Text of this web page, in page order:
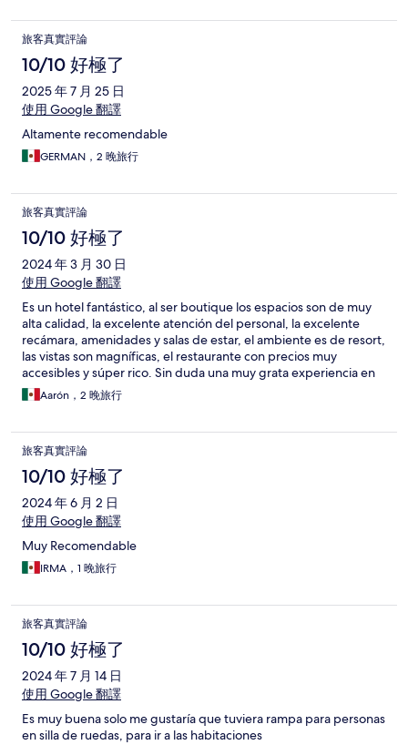
旅客真實評論
10/10 好極了
2025 年 7 月 25 日
使用 Google 翻譯
Altamente recomendable
GERMAN，2 晚旅行
旅客真實評論
10/10 好極了
2024 年 3 月 30 日
使用 Google 翻譯
Es un hotel fantástico, al ser boutique los espacios son de muy
alta calidad, la excelente atención del personal, la excelente
recámara, amenidades y salas de estar, el ambiente es de resort,
las vistas son magníficas, el restaurante con precios muy
accesibles y súper rico. Sin duda una muy grata experiencia en
que espero repetir en el futuro.
Aarón，2 晚旅行
旅客真實評論
10/10 好極了
2024 年 6 月 2 日
使用 Google 翻譯
Muy Recomendable
IRMA，1 晚旅行
旅客真實評論
10/10 好極了
2024 年 7 月 14 日
使用 Google 翻譯
Es muy buena solo me gustaría que tuviera rampa para personas
en silla de ruedas, para ir a las habitaciones